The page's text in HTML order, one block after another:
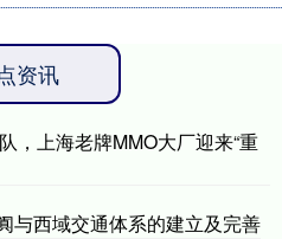
资讯
，上海老牌MMO大厂迎来“重
与西域交通体系的建立及完善